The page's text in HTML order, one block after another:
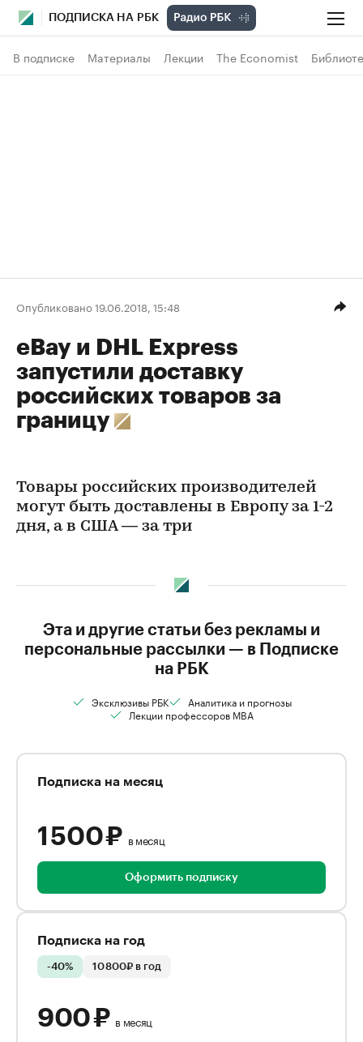
ПОДПИСКА НА РБК
В подписке Материалы Лекции The Economist
Опубликовано 19.06.2018, 15:48
eBay и DHL Express
запустили доставку
российских товаров за
границу
Товары российских производителей
могут быть доставлены в Европу за 1-2
дня, а в США — за три
Эта и другие статьи без рекламы и
персональные рассылки — в Подписке
на РБК
Эксклюзивы РБК
Аналитика и прогнозы
Лекции профессоров MBA
Подписка на месяц
1 500 ₽ в месяц
Оформить подписку
Подписка на год
-40% 10 800₽ в год
900 ₽ в месяц